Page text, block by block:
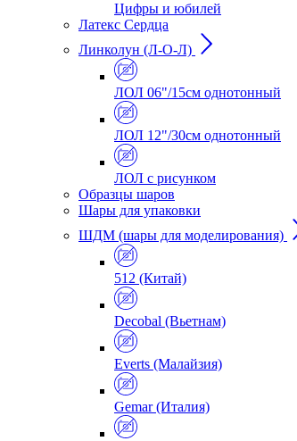
Цифры и юбилей
Латекс Сердца
Линколун (Л-О-Л)
ЛОЛ 06"/15см однотонный
ЛОЛ 12"/30см однотонный
ЛОЛ с рисунком
Образцы шаров
Шары для упаковки
ШДМ (шары для моделирования)
512 (Китай)
Decobal (Вьетнам)
Everts (Малайзия)
Gemar (Италия)